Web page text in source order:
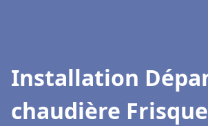
Installation
chaudière